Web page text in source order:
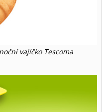
vajíčko Tescoma